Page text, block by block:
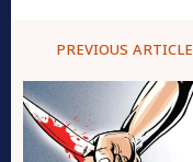
PREVIOUS ARTICLE